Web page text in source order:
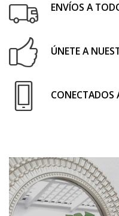
ENVÍOS A
ÚNETE A
CONECTADOS